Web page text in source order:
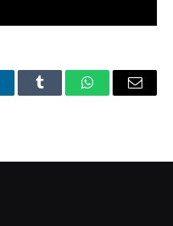
Tumblr WhatsAppEmail